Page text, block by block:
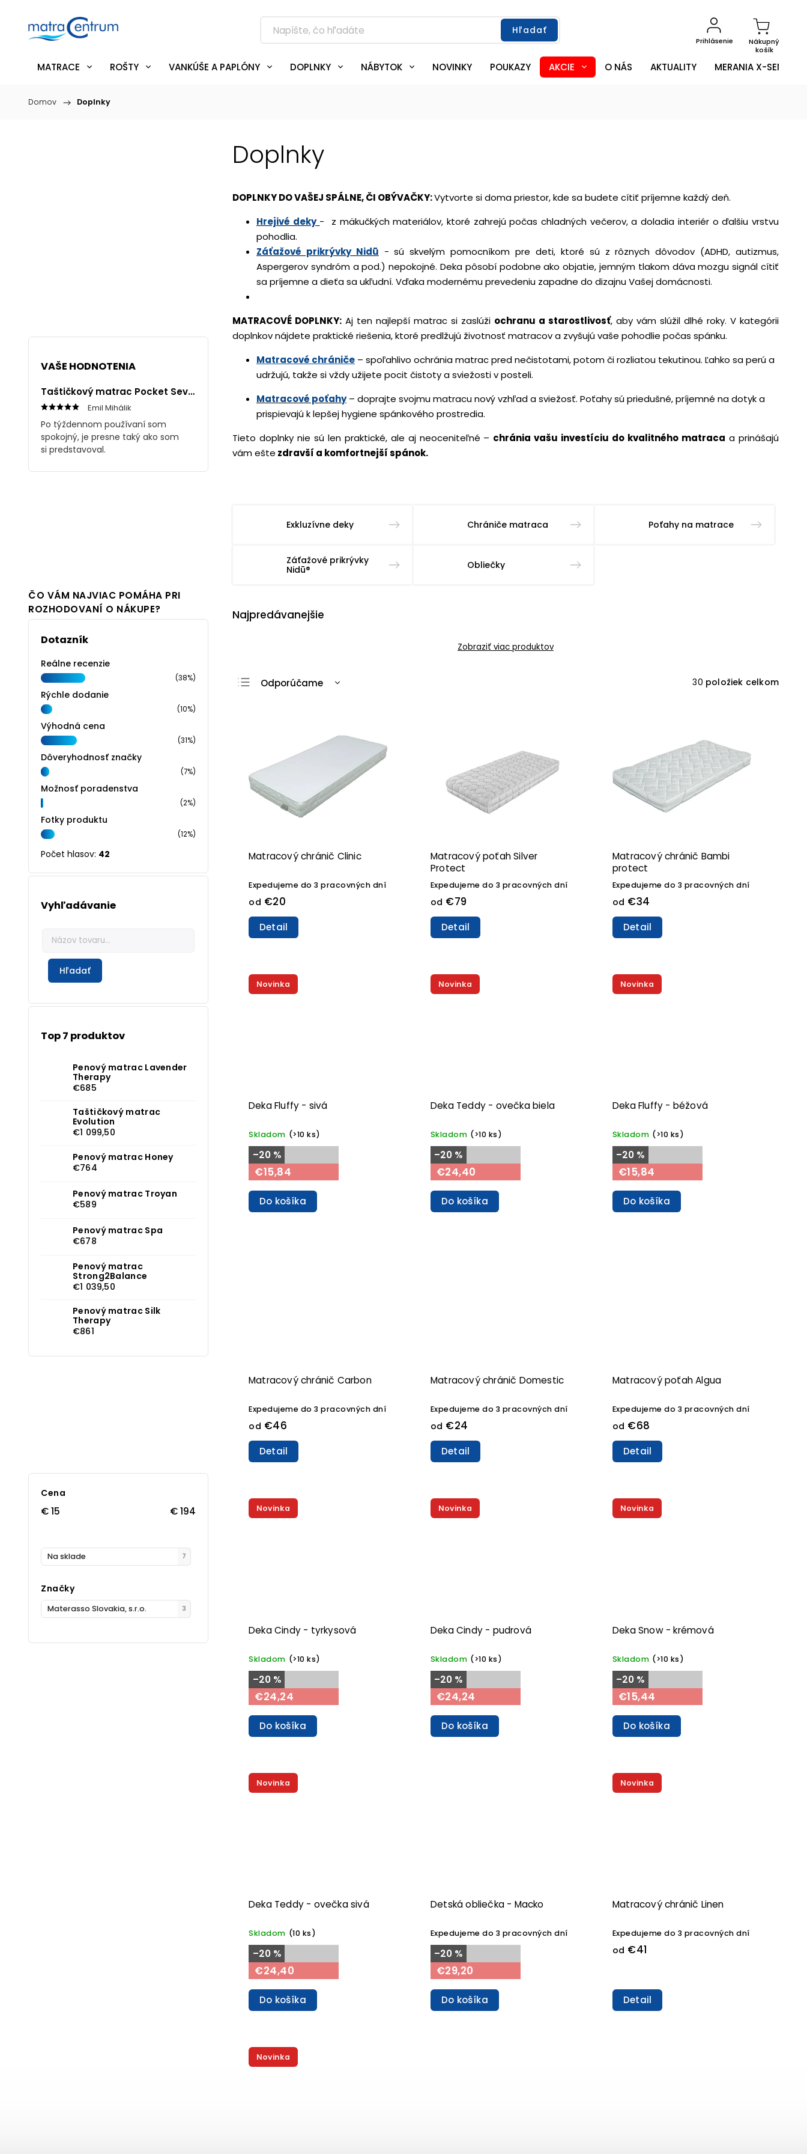
Hľadať
Nákupný
košík
Prihlásenie
MATRACE ROŠTY VANKÚŠE A PAPLÓNY DOPLNKY NÁBYTOK NOVINKY POUKAZY AKCIE O NÁS AKTUALITY MERANIA X-SENSOR
Domov / Doplnky
VAŠE HODNOTENIA
Taštičkový matrac Pocket Seven 1+1
Emil Mihálik
Po týždennom používaní som
spokojný, je presne taký ako som
si predstavoval.
ČO VÁM NAJVIAC POMÁHA PRI
ROZHODOVANÍ O NÁKUPE?
Dotazník
Reálne recenzie
(38%)
Rýchle dodanie
(10%)
Výhodná cena
(31%)
Dôveryhodnosť značky
(7%)
Možnosť poradenstva
(2%)
Fotky produktu
(12%)
Počet hlasov: 42
Vyhľadávanie
Hľadať
Top 7 produktov
Penový matrac Lavender
Therapy
€685
Taštičkový matrac
Evolution
€1 099,50
Penový matrac Honey
€764
Penový matrac Troyan
€589
Penový matrac Spa
€678
Penový matrac
Strong2Balance
€1 039,50
Penový matrac Silk
Therapy
€861
Cena
€15 €194
Na sklade 7
Značky
Materasso Slovakia, s.r.o. 3
Doplnky
DOPLNKY DO VAŠEJ SPÁLNE, ČI OBÝVAČKY:Vytvorte si doma priestor, kde sa budete cítiť príjemne každý deň.
Hrejivé deky - z mäkučkých materiálov, ktoré zahrejú počas chladných večerov, a doladia interiér o ďalšiu vrstvu
pohodlia.
Záťažové prikrývky Nidū -sú skvelým pomocníkom pre deti, ktoré sú z rôznych dôvodov (ADHD, autizmus,
Aspergerov syndróm a pod.) nepokojné. Deka pôsobí podobne ako objatie, jemným tlakom dáva mozgu signál cítiť
sa príjemne a dieťa sa ukľudní. Vďaka modernému prevedeniu zapadne do dizajnu Vašej domácnosti.
MATRACOVÉ DOPLNKY: Aj ten najlepší matrac si zaslúži ochranu a starostlivosť, aby vám slúžil dlhé roky. V kategórii
doplnkov nájdete praktické riešenia, ktoré predlžujú životnosť matracov a zvyšujú vaše pohodlie počas spánku.
Matracové chrániče – spoľahlivo ochránia matrac pred nečistotami, potom či rozliatou tekutinou. Ľahko sa perú a
udržujú, takže si vždy užijete pocit čistoty a sviežosti v posteli.
Matracové poťahy– doprajte svojmu matracu nový vzhľad a sviežosť. Poťahy sú priedušné, príjemné na dotyk a
prispievajú k lepšej hygiene spánkového prostredia.
Tieto doplnky nie sú len praktické, ale aj neoceniteľné – chránia vašu investíciu do kvalitného matraca a prinášajú
vám ešte zdravší a komfortnejší spánok.
Exkluzívne deky Chrániče matraca Poťahy na matrace
Záťažové prikrývky
Nidū®
Obliečky
Najpredávanejšie
Zobraziť viac produktov
Odporúčame
Najpredávanejšie
Abecedne
30 položiek celkom
Matracový chránič Clinic
Expedujeme do 3 pracovných dní
od €20
Detail
Matracový poťah Silver
Protect
Expedujeme do 3 pracovných dní
od €79
Detail
Matracový chránič Bambi
protect
Expedujeme do 3 pracovných dní
od €34
Detail
Novinka
Deka Fluffy - sivá
Skladom (>10 ks)
–20 %
€15,84
Do košíka
Novinka
Deka Teddy - ovečka biela
Skladom (>10 ks)
–20 %
€24,40
Do košíka
Novinka
Deka Fluffy - béžová
Skladom (>10 ks)
–20 %
€15,84
Do košíka
Matracový chránič Carbon
Expedujeme do 3 pracovných dní
od €46
Detail
Matracový chránič Domestic
Expedujeme do 3 pracovných dní
od €24
Detail
Matracový poťah Algua
Expedujeme do 3 pracovných dní
od €68
Detail
Novinka
Deka Cindy - tyrkysová
Skladom (>10 ks)
–20 %
€24,24
Do košíka
Novinka
Deka Cindy - pudrová
Skladom (>10 ks)
–20 %
€24,24
Do košíka
Novinka
Deka Snow - krémová
Skladom (>10 ks)
–20 %
€15,44
Do košíka
Novinka
Deka Teddy - ovečka sivá
Skladom (10 ks)
–20 %
€24,40
Do košíka
Detská obliečka - Macko
Expedujeme do 3 pracovných dní
–20 %
€29,20
Do košíka
Novinka
Matracový chránič Linen
Expedujeme do 3 pracovných dní
od €41
Detail
Novinka